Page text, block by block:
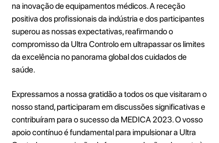
na inovação de equipamentos médicos. A receção
positiva dos profissionais da indústria e dos participantes
superou as nossas expectativas, reafirmando o
compromisso da Ultra Controlo em ultrapassar os limites
da excelência no panorama global dos cuidados de
saúde.
Expressamos a nossa gratidão a todos os que visitaram o
nosso stand, participaram em discussões significativas e
contribuíram para o sucesso da MEDICA 2023. O vosso
apoio contínuo é fundamental para impulsionar a Ultra